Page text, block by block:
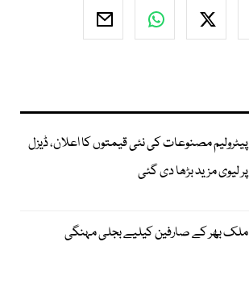
پیٹرولیم مصنوعات کی نئی قیمتوں کا اعلان، ڈیزل
پر لیوی مزید بڑھا دی گئی
ملک بھر کے صارفین کیلیے بجلی مہنگی